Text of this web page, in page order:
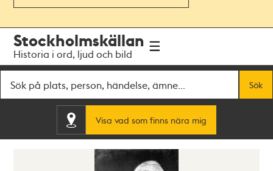
navigationen
huvudinnehållet
Stockholmskällan
Historia i ord, ljud och bild
Sök
Visa vad som finns nära mig